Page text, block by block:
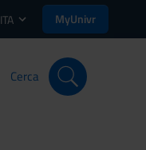
ITA MyUnivr
Cerca